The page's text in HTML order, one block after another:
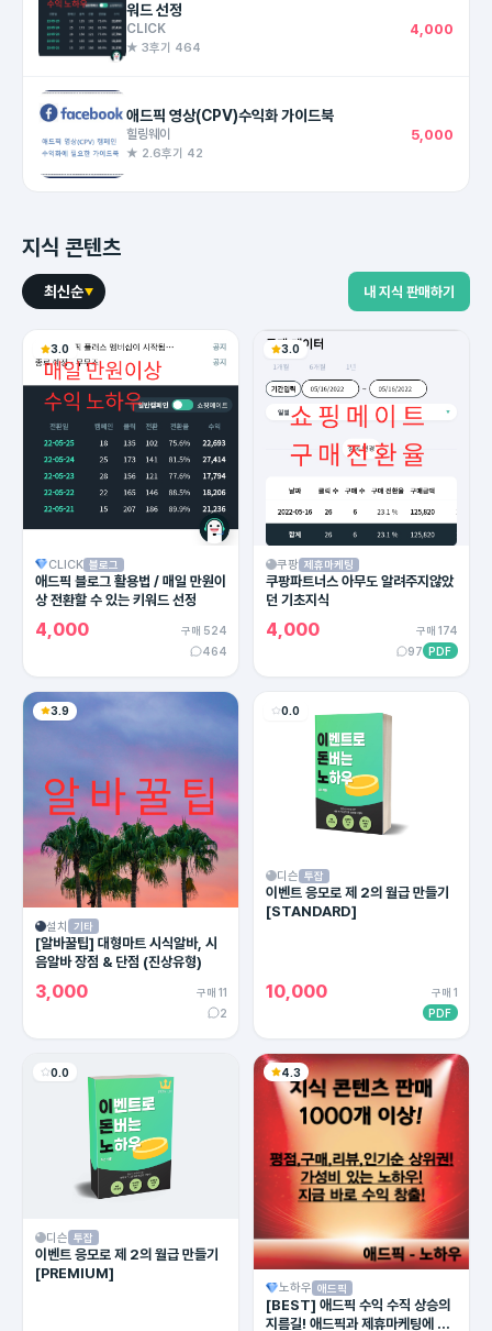
워드 선정
CLICK 4,000
★ 3후기 464
애드픽 영상(CPV)수익화 가이드북
힐링웨이 5,000
★ 2.6후기 42
지식 콘텐츠
최신순 내 지식 판매하기
3.0
CLICK 블로그
애드픽 블로그 활용법 / 매일 만원이
상 전환할 수 있는 키워드 선정
4,000
구매 524
464
3.0
쿠팡 제휴마케팅
쿠팡파트너스 아무도 알려주지않았
던 기초지식
4,000
구매 174
97 PDF
3.9
설치 기타
[알바꿀팁] 대형마트 시식알바, 시
음알바 장점 & 단점 (진상유형)
3,000
구매 11
2
0.0
디슨 투잡
이벤트 응모로 제 2의 월급 만들기
[STANDARD]
10,000
구매 1
PDF
0.0
디슨 투잡
이벤트 응모로 제 2의 월급 만들기
[PREMIUM]
4.3
노하우 애드픽
[BEST] 애드픽 수익 수직 상승의
지름길! 애드픽과 제휴마케팅에 유